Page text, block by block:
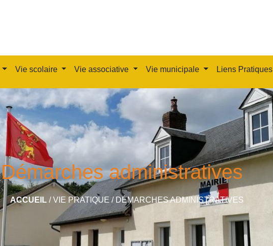
Vie scolaire Vie associative Vie municipale Liens Pratiques
Démarches administratives
ACCUEIL/VIE PRATIQUE / DÉMARCHES ADMINISTRATIVES